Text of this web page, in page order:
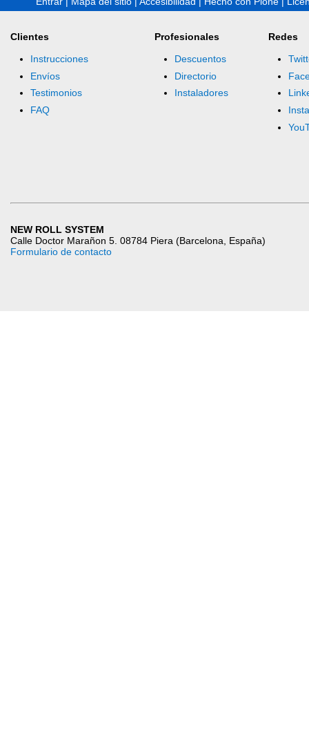
Clientes
Instrucciones
Envíos
Testimonios
FAQ
Profesionales
Descuentos
Directorio
Instaladores
Redes
NEW ROLL SYSTEM
Calle Doctor Marañon 5. 08784 Piera (Barcelona, España)
Formulario de contacto